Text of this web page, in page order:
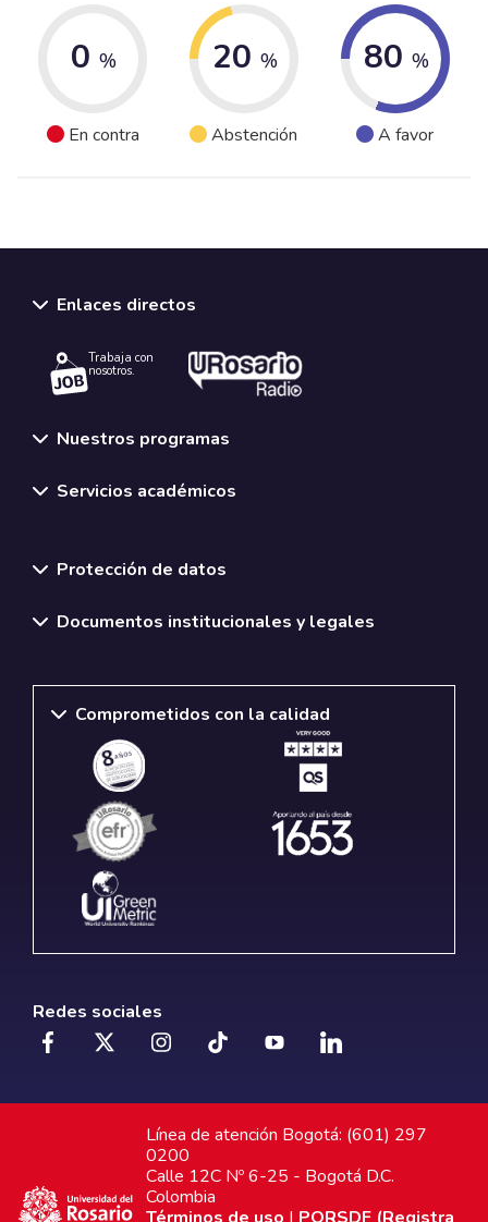
0 %
En contra
20 %
Abstención
80 %
A favor
Enlaces directos
Trabaja con
nosotros.
Nuestros programas
Servicios académicos
Protección de datos
Documentos institucionales y legales
Comprometidos con la calidad
Redes sociales
Línea de atención Bogotá: (601) 297
0200
Calle 12C Nº 6-25 - Bogotá D.C.
Colombia